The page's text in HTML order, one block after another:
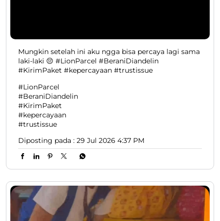
Diposting pada : 29 Jul 2026 4:37 PM